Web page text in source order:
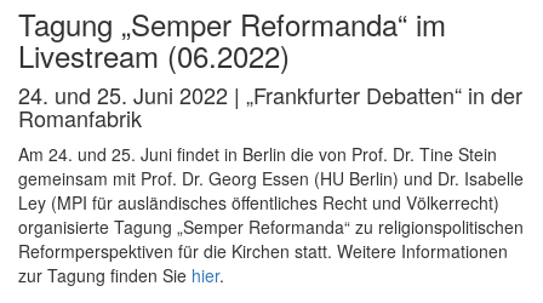
Tagung „Semper Reformanda“ im
Livestream (06.2022)
24. und 25. Juni 2022 | „Frankfurter Debatten“ in der
Romanfabrik
Am 24. und 25. Juni findet in Berlin die von Prof. Dr. Tine Stein
gemeinsam mit Prof. Dr. Georg Essen (HU Berlin) und Dr. Isabelle
Ley (MPI für ausländisches öffentliches Recht und Völkerrecht)
organisierte Tagung „Semper Reformanda“ zu religionspolitischen
Reformperspektiven für die Kirchen statt. Weitere Informationen
zur Tagung finden Sie hier.